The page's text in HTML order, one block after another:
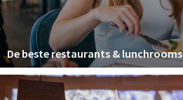
Bezienswaardigheden
Musea, theaters & podia
Uitjes & activiteiten
Toeristische routes
De beste restaurants & lunchrooms